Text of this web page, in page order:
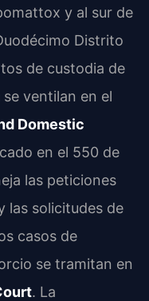
y al sur de
Distrito
de custodia de
ventilan en el
Domestic
en el 550 de
las peticiones
las solicitudes de
casos de
se tramitan en
. La